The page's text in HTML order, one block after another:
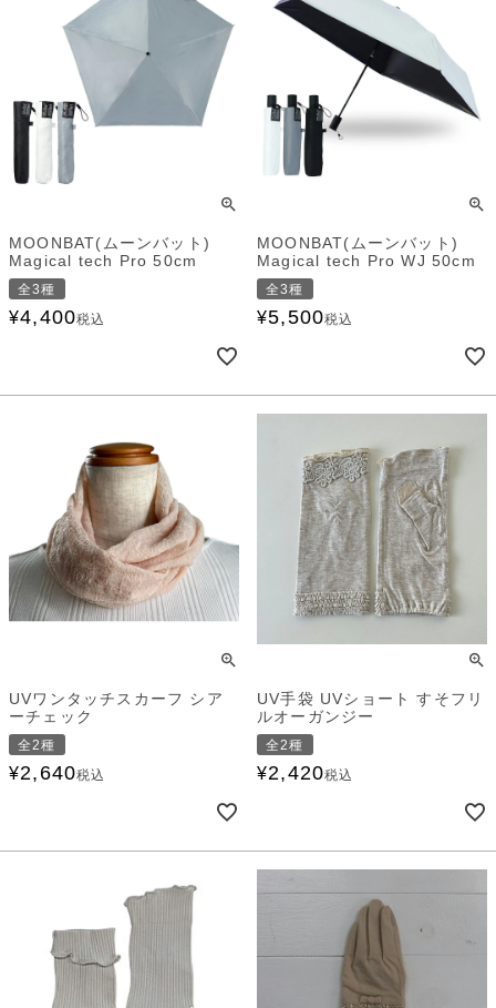
MOONBAT(ムーンバット)
Magical tech Pro 50cm
全3種
¥4,400税込
MOONBAT(ムーンバット)
Magical tech Pro WJ 50cm
全3種
¥5,500税込
UVワンタッチスカーフ シア
ーチェック
全2種
¥2,640税込
UV手袋 UVショート すそフリ
ルオーガンジー
全2種
¥2,420税込